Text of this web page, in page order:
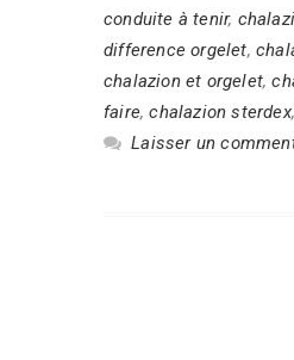
conduite à tenir,
difference orgelet,
chalazion et orgelet,
faire,chalazion sterdex
Laisser un